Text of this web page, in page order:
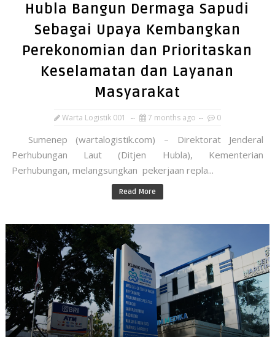
Hubla Bangun Dermaga Sapudi
Sebagai Upaya Kembangkan
Perekonomian dan Prioritaskan
Keselamatan dan Layanan
Masyarakat
Warta Logistik 001 7 months ago 0
Sumenep (wartalogistik.com) – Direktorat Jenderal
Perhubungan Laut (Ditjen Hubla), Kementerian
Perhubungan, melangsungkan pekerjaan repla...
Read More